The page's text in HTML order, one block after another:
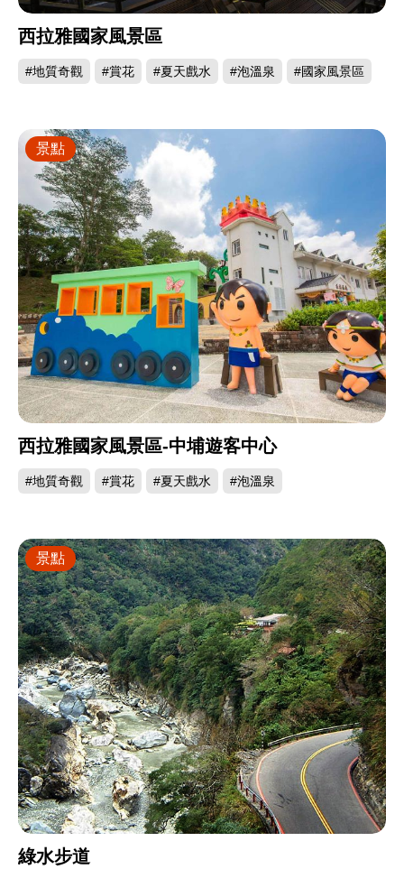
西拉雅國家風景區
#地質奇觀 #賞花 #夏天戲水 #泡溫泉 #國家風景區
西拉雅國家風景區-中埔遊客中心
#地質奇觀 #賞花 #夏天戲水 #泡溫泉
景點
綠水步道
景點